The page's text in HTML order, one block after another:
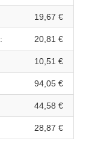
19,67 €
: 20,81 €
10,51 €
94,05 €
44,58 €
28,87 €